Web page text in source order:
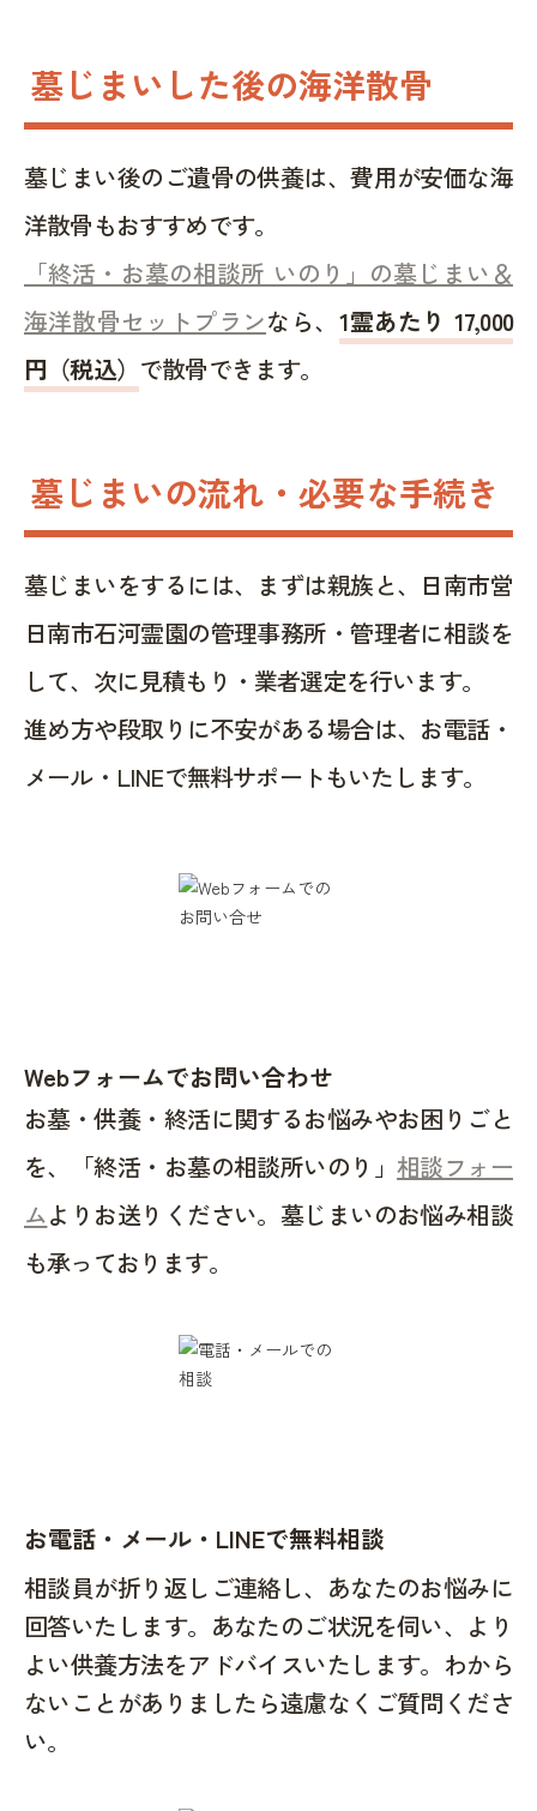
墓じまいした後の海洋散骨
墓じまい後のご遺骨の供養は、費用が安価な海
洋散骨もおすすめです。
「終活・お墓の相談所 いのり」の墓じまい＆
海洋散骨セットプランなら、 1霊あたり 17,000
円（税込） で散骨できます。
墓じまいの流れ・必要な手続き
墓じまいをするには、まずは親族と、日南市営
日南市石河霊園の管理事務所・管理者に相談を
して、次に見積もり・業者選定を行います。
進め方や段取りに不安がある場合は、お電話・
メール・LINEで無料サポートもいたします。
Webフォームでお問い合わせ
お墓・供養・終活に関するお悩みやお困りごと
を、「終活・お墓の相談所いのり」相談フォー
ムよりお送りください。墓じまいのお悩み相談
も承っております。
お電話・メール・LINEで無料相談
相談員が折り返しご連絡し、あなたのお悩みに
回答いたします。あなたのご状況を伺い、より
よい供養方法をアドバイスいたします。わから
ないことがありましたら遠慮なくご質問くださ
い。